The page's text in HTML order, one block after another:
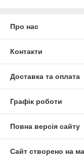
Про нас
Контакти
Доставка та оплата
Графік роботи
Повна версія сайту
Сайт створено на